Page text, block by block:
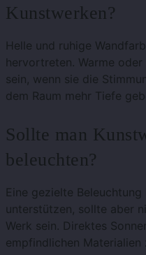
Kunstwerken?
Helle und ruhige
hervortreten. Warme oder
sein, wenn sie die
dem Raum mehr Tiefe
Sollte man
beleuchten?
Eine gezielte
unterstützen, sollte aber
Werk sein. Direktes
empfindlichen Materialien